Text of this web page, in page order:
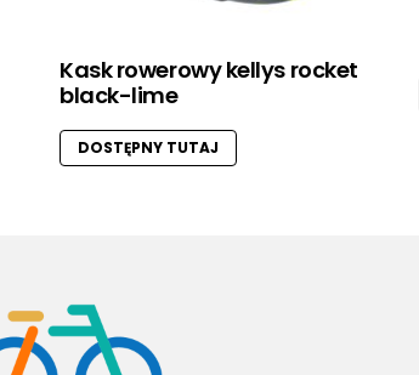
Kask rowerowy kellys rocket
black-lime
DOSTĘPNY TUTAJ